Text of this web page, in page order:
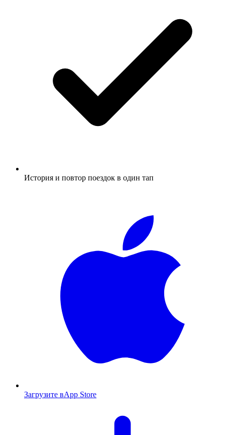
История и повтор поездок в один тап
Загрузите вApp Store